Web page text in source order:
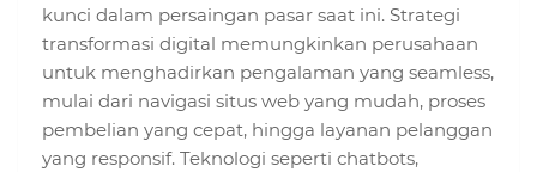
kunci dalam persaingan pasar saat ini. Strategi
transformasi digital memungkinkan perusahaan
untuk menghadirkan pengalaman yang seamless,
mulai dari navigasi situs web yang mudah, proses
pembelian yang cepat, hingga layanan pelanggan
yang responsif. Teknologi seperti chatbots,